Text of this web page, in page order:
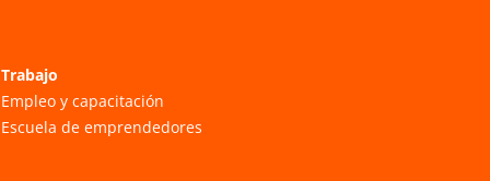
Trabajo
Empleo y capacitación
Escuela de emprendedores